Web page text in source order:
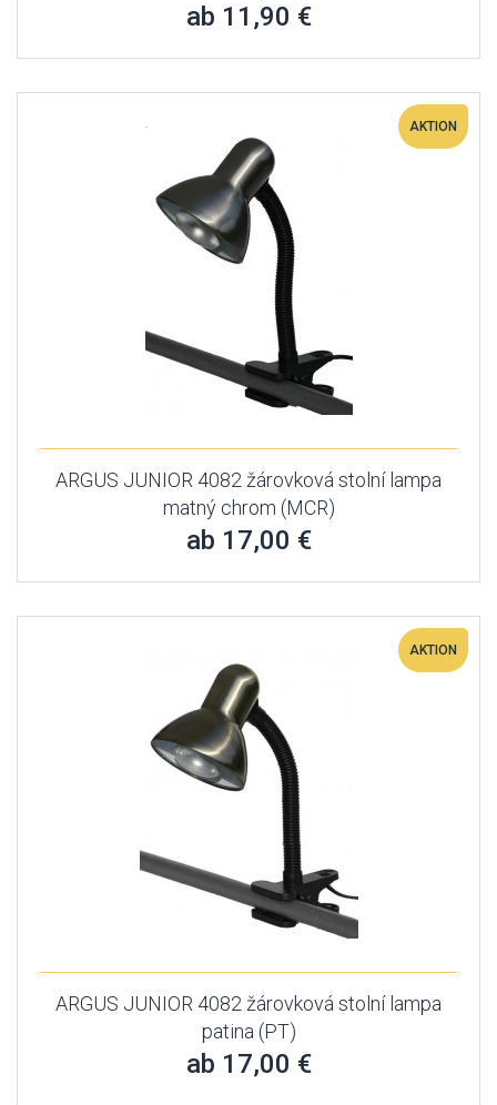
ab 11,90 €
AKTION
ARGUS JUNIOR 4082 žárovková stolní lampa
matný chrom (MCR)
ab 17,00 €
AKTION
ARGUS JUNIOR 4082 žárovková stolní lampa
patina (PT)
ab 17,00 €